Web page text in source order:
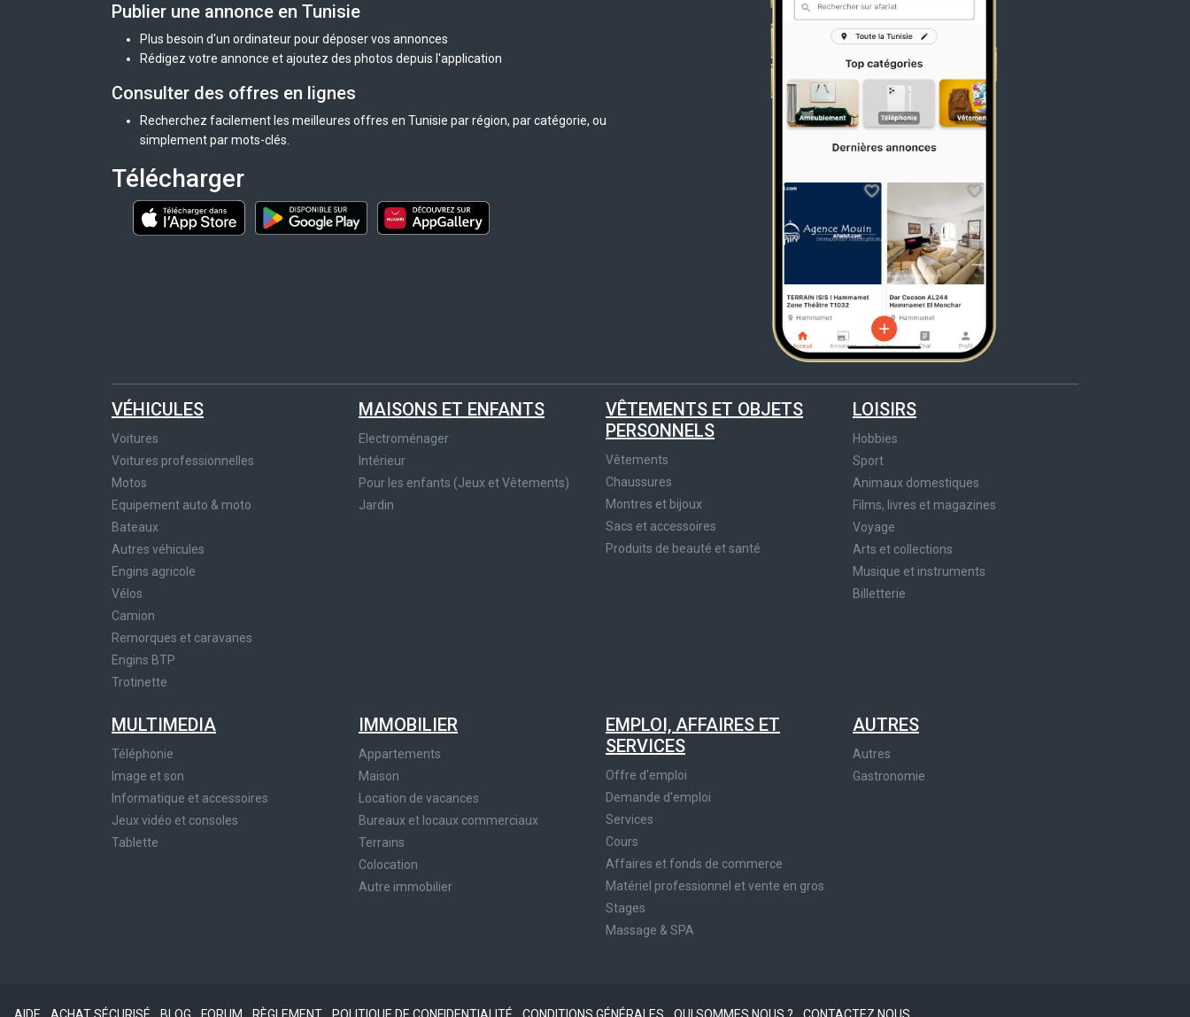
Publier une annonce en Tunisie
Plus besoin d'un ordinateur pour déposer vos annonces
Rédigez votre annonce et ajoutez des photos depuis l'application
Consulter des offres en lignes
Recherchez facilement les meilleures offres en Tunisie par région, par catégorie, ou
simplement par mots-clés.
Télécharger
VÉHICULES
Voitures
Voitures professionnelles
Motos
Equipement auto & moto
Bateaux
Autres véhicules
Engins agricole
Vélos
Camion
Remorques et caravanes
Engins BTP
Trotinette
MAISONS ET ENFANTS
Electroménager
Intérieur
Pour les enfants (Jeux et Vêtements)
Jardin
VÊTEMENTS ET OBJETS
PERSONNELS
Vêtements
Chaussures
Montres et bijoux
Sacs et accessoires
Produits de beauté et santé
LOISIRS
Hobbies
Sport
Animaux domestiques
Films, livres et magazines
Voyage
Arts et collections
Musique et instruments
Billetterie
MULTIMEDIA
Téléphonie
Image et son
Informatique et accessoires
Jeux vidéo et consoles
Tablette
IMMOBILIER
Appartements
Maison
Location de vacances
Bureaux et locaux commerciaux
Terrains
Colocation
Autre immobilier
EMPLOI, AFFAIRES ET
SERVICES
Offre d'emploi
Demande d'emploi
Services
Cours
Affaires et fonds de commerce
Matériel professionnel et vente en gros
Stages
Massage & SPA
AUTRES
Autres
Gastronomie